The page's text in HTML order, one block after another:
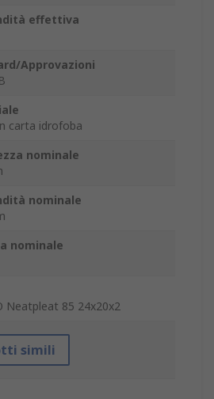
effettiva
Approvazioni
carta idrofoba
nominale
nominale
nominale
Neatpleat 85 24x20x2
simili